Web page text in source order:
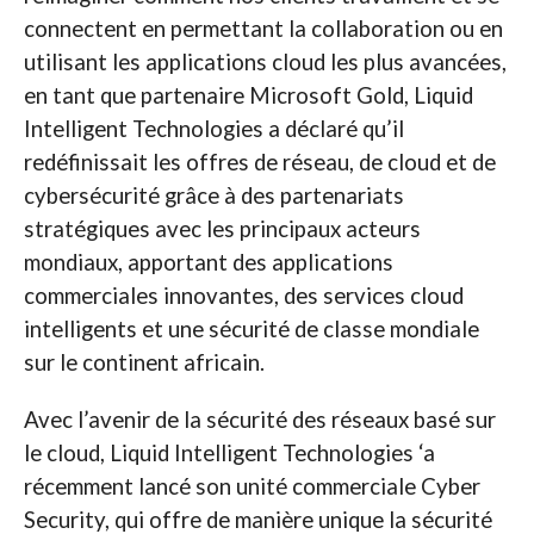
connectent en permettant la collaboration ou en
utilisant les applications cloud les plus avancées,
en tant que partenaire Microsoft Gold, Liquid
Intelligent Technologies a déclaré qu’il
redéfinissait les offres de réseau, de cloud et de
cybersécurité grâce à des partenariats
stratégiques avec les principaux acteurs
mondiaux, apportant des applications
commerciales innovantes, des services cloud
intelligents et une sécurité de classe mondiale
sur le continent africain.
Avec l’avenir de la sécurité des réseaux basé sur
le cloud, Liquid Intelligent Technologies ‘a
récemment lancé son unité commerciale Cyber ​​
Security, qui offre de manière unique la sécurité